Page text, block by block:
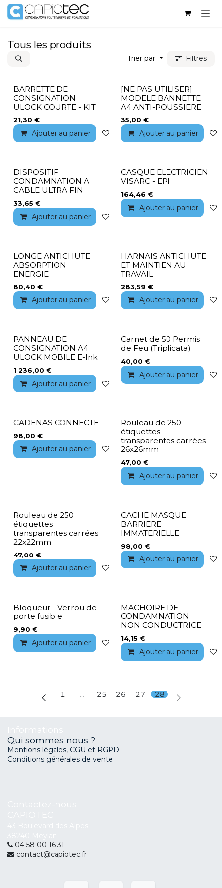
Se rendre au contenu
Tous les produits
Trier par Filtres
BARRETTE DE
CONSIGNATION
ULOCK COURTE - KIT
21,30 €
Ajouter au panier Ajouter à la liste de souhaits
[NE PAS UTILISER]
MODELE BANNETTE
A4 ANTI-POUSSIERE
35,00 €
Ajouter au panier
DISPOSITIF
CONDAMNATION A
CABLE ULTRA FIN
33,65 €
Ajouter au panier Ajouter à la liste de souhaits
CASQUE ELECTRICIEN
VISARC - EPI
164,46 €
Ajouter au panier
LONGE ANTICHUTE
ABSORPTION
ENERGIE
80,40 €
Ajouter au panier Ajouter à la liste de souhaits
HARNAIS ANTICHUTE
ET MAINTIEN AU
TRAVAIL
283,59 €
Ajouter au panier
PANNEAU DE
CONSIGNATION A4
ULOCK MOBILE E-Ink
1 236,00 €
Ajouter au panier Ajouter à la liste de souhaits
Carnet de 50 Permis
de Feu (Triplicata)
40,00 €
Ajouter au panier
CADENAS CONNECTE
98,00 €
Ajouter au panier Ajouter à la liste de souhaits
Rouleau de 250
étiquettes
transparentes carrées
26x26mm
47,00 €
Ajouter au panier
Rouleau de 250
étiquettes
transparentes carrées
22x22mm
47,00 €
Ajouter au panier Ajouter à la liste de souhaits
CACHE MASQUE
BARRIERE
IMMATERIELLE
98,00 €
Ajouter au panier
Bloqueur - Verrou de
porte fusible
9,90 €
Ajouter au panier Ajouter à la liste de souhaits
MACHOIRE DE
CONDAMNATION
NON CONDUCTRICE
14,15 €
Ajouter au panier
1 … 25 26 27 28
Qui sommes nous ?
Mentions légales, CGU et RGPD
Conditions générales de vente
04 58 00 16 31
contact@capiotec.fr